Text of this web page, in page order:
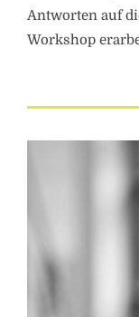
Antworten auf
Workshop